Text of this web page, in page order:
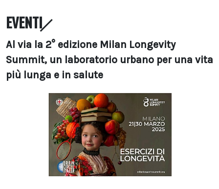
EVENTI
Al via la 2° edizione Milan Longevity
Summit, un laboratorio urbano per una vita
più lunga e in salute